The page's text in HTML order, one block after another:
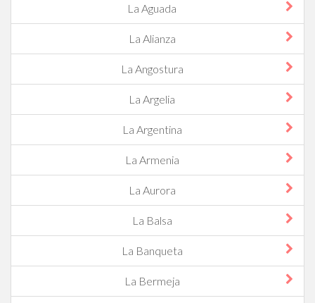
La Aguada
La Alianza
La Angostura
La Argelia
La Argentina
La Armenia
La Aurora
La Balsa
La Banqueta
La Bermeja